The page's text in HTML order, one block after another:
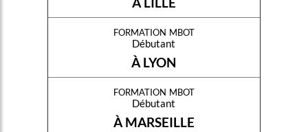
formation mbot
Débutant
À LYON
formation mbot
Débutant
À MARSEILLE